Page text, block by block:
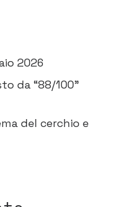
2026
da “88/100”
del cerchio e